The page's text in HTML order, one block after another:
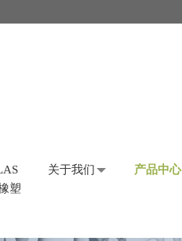
塑
关于我们 产品中心